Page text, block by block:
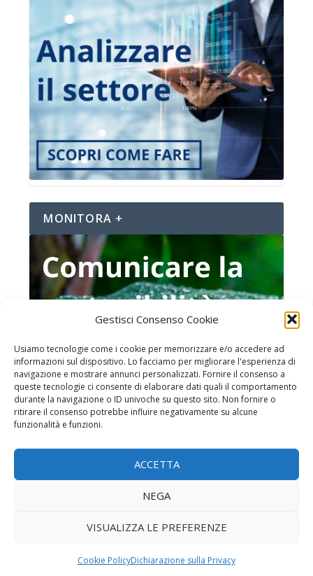
Gestisci Consenso Cookie
Usiamo tecnologie come i cookie per memorizzare e/o accedere ad
informazioni sul dispositivo. Lo facciamo per migliorare l'esperienza di
navigazione e mostrare annunci personalizzati. Fornire il consenso a
queste tecnologie ci consente di elaborare dati quali il comportamento
durante la navigazione o ID univoche su questo sito. Non fornire o
ritirare il consenso potrebbe influire negativamente su alcune
funzionalità e funzioni.
ACCETTA
NEGA
VISUALIZZA LE PREFERENZE
Cookie PolicyDichiarazione sulla Privacy
MONITORA +
Home page
© Competitive Data Srl - Via San Gregorio 6 - 20124 Milano (MI) - CF e P.IVA: